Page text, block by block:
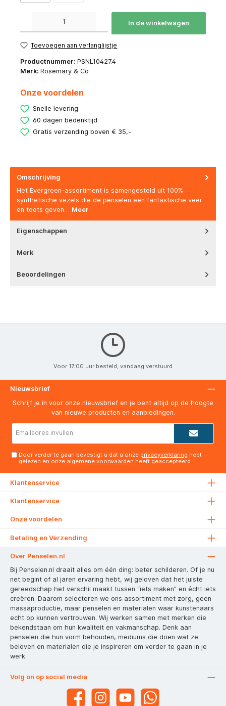
In de winkelwagen
Toevoegen aan verlanglijstje
Productnummer: PSNL10427.4
Merk: Rosemary & Co
Onze voordelen
Snelle levering
60 dagen bedenktijd
Gratis verzending boven € 35,-
Omschrijving
Het Evergreen-assortiment is samengesteld uit 100%
synthetische vezels die de penselen een fantastische veer
en toets geven… Meer
Eigenschappen
Merk
Beoordelingen
Voor 17:00 uur besteld, vandaag verstuurd
Nieuwsbrief
Schrijf je in voor onze nieuwsbrief en je bent altijd op de hoogte
van nieuwe producten en aanbiedingen.
Door verder te gaan bevestigt u dat u onze privacyverklaring hebt
gelezen en onze algemene voorwaarden heeft geaccepteerd.
Klantenservice
Klantenservice
Onze voordelen
Betaling en Verzending
Over Penselen.nl
Bij Penselen.nl draait alles om één ding: beter schilderen. Of je nu
net begint of al jaren ervaring hebt, wij geloven dat het juiste
gereedschap het verschil maakt tussen “iets maken” en écht iets
creëren. Daarom selecteren we ons assortiment met zorg, geen
massaproductie, maar penselen en materialen waar kunstenaars
echt op kunnen vertrouwen. Wij werken samen met merken die
bekendstaan om hun kwaliteit en vakmanschap. Denk aan
penselen die hun vorm behouden, mediums die doen wat ze
beloven en materialen die je inspireren om verder te gaan in je
werk.
Volg on op social media